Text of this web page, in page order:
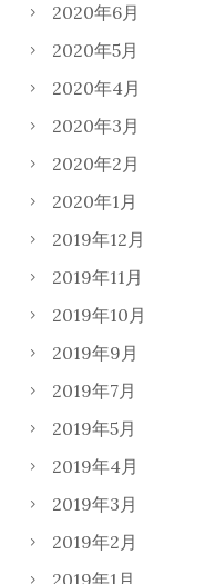
2020年6月
2020年5月
2020年4月
2020年3月
2020年2月
2020年1月
2019年12月
2019年11月
2019年10月
2019年9月
2019年7月
2019年5月
2019年4月
2019年3月
2019年2月